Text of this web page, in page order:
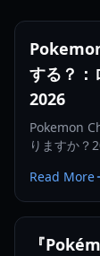
する？：
2026
Pokemon
りますか？
の変更点に
Read More
『